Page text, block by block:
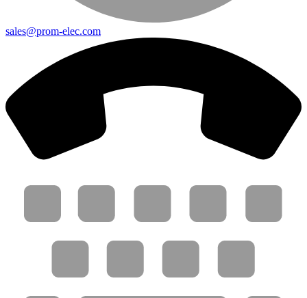
sales@prom-elec.com